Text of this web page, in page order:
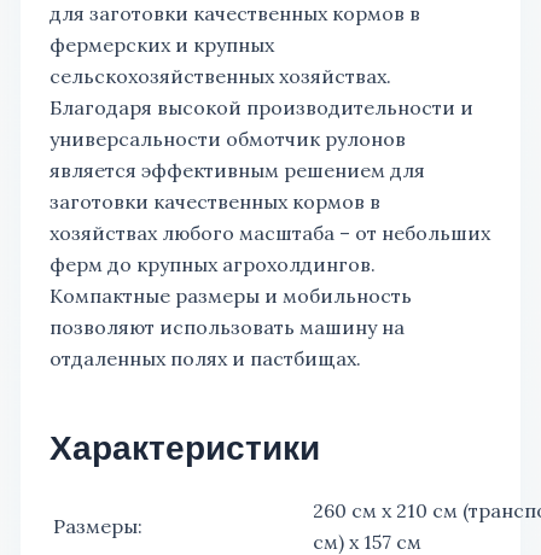
для заготовки качественных кормов в
фермерских и крупных
сельскохозяйственных хозяйствах.
Благодаря высокой производительности и
универсальности обмотчик рулонов
является эффективным решением для
заготовки качественных кормов в
хозяйствах любого масштаба – от небольших
ферм до крупных агрохолдингов.
Компактные размеры и мобильность
позволяют использовать машину на
отдаленных полях и пастбищах.
Характеристики
Размеры:
260 см x 210 см
см) x 157 см